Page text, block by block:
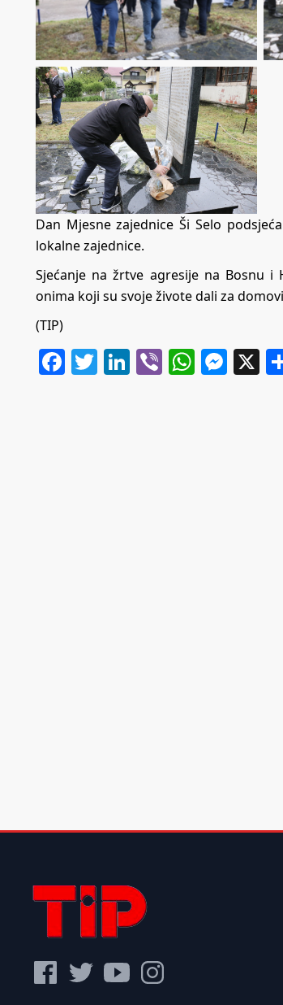
Dan Mjesne zajednice Ši Selo
lokalne zajednice.
Sjećanje na žrtve agresije na Bosnu i
onima koji su svoje živote dali za
(TIP)
Facebook
Twitter
LinkedIn
Viber X